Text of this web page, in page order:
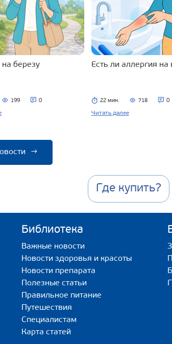
березу
199 0
Есть ли аллергия на
22 мин. 718 0
Читать далее
→
Где купить?
Библиотека
Важные новости
Новости здоровья и красоты
Новости препарата
Полезные статьи
Правильное питание
Путешествия
Специалистам
Карта статей